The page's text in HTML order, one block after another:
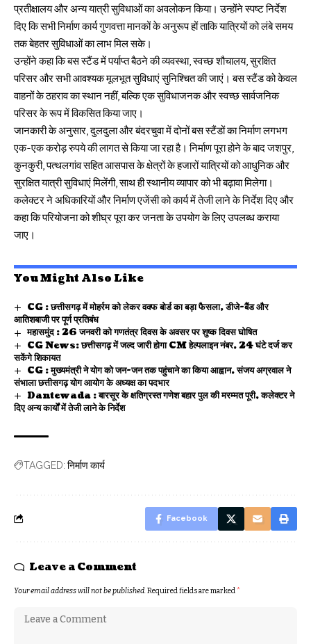
प्रतीक्षालय और अन्य यात्री सुविधाओं का अवलोकन किया। उन्होंने स्पष्ट निर्देश
दिए कि सभी निर्माण कार्य गुणवत्ता मानकों के अनुरूप हों ताकि यात्रियों को लंबे समय
तक बेहतर सुविधाओं का लाभ मिल सके।
उन्होंने कहा कि बस स्टैंड में पर्याप्त बैठने की व्यवस्था, स्वच्छ शौचालय, सुरक्षित
परिसर और सभी आवश्यक मूलभूत सुविधाएं सुनिश्चित की जाएं। बस स्टैंड को केवल
वाहनों के ठहराव का स्थान नहीं, बल्कि एक सुविधाजनक और स्वच्छ सार्वजनिक
परिसर के रूप में विकसित किया जाए।
जानकारी के अनुसार, दुलदुला और बंदरचुवा में दोनों बस स्टैंडों का निर्माण लगभग
एक-एक करोड़ रुपये की लागत से किया जा रहा है। निर्माण पूरा होने के बाद जशपुर,
कुनकुरी, पत्थलगांव सहित आसपास के क्षेत्रों के हजारों यात्रियों को आधुनिक और
सुरक्षित यात्री सुविधाएं मिलेंगी, साथ ही स्थानीय व्यापार को भी बढ़ावा मिलेगा।
कलेक्टर ने अधिकारियों और निर्माण एजेंसी को कार्य में तेजी लाने के निर्देश दिए और
कहा कि परियोजना को शीघ्र पूरा कर जनता के उपयोग के लिए उपलब्ध कराया
जाए।
You Might Also Like
CG : छत्तीसगढ़ में मोहर्रम को लेकर वक्फ बोर्ड का बड़ा फैसला, डीजे-बैंड और
आतिशबाजी पर पूर्ण प्रतिबंध
महासमुंद : 26 जनवरी को गणतंत्र दिवस के अवसर पर शुष्क दिवस घोषित
CG News: छत्तीसगढ़ में जल्द जारी होगा CM हेल्पलाइन नंबर, 24 घंटे दर्ज कर
सकेंगे शिकायत
CG : मुख्यमंत्री ने योग को जन-जन तक पहुंचाने का किया आह्वान, संजय अग्रवाल ने
संभाला छत्तीसगढ़ योग आयोग के अध्यक्ष का पदभार
Dantewada : बारसूर के क्षतिग्रस्त गणेश बहार पुल की मरम्मत पूरी, कलेक्टर ने
दिए अन्य कार्यों में तेजी लाने के निर्देश
TAGGED: निर्माण कार्य
Facebook
Leave a Comment
Your email address will not be published.Required fields are marked*